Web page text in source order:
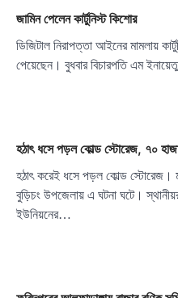
জামিন পেলেন কার্টুনিস্ট কিশোর
ডিজিটাল নিরাপত্তা আইনের মামলায়
পেয়েছেন। বুধবার বিচারপতি এম
হঠাৎ ধসে পড়ল কোল্ড স্টোরেজ, ৭০
হঠাৎ করেই ধসে পড়ল কোল্ড স্টোরেজ।
বুড়িচং উপজেলায় এ ঘটনা ঘটে।
ইউনিয়নের…